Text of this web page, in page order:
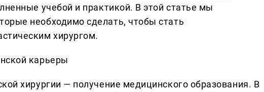
учебой и практикой. В этой статье мы
необходимо сделать, чтобы стать
хирургом.
карьеры
хирургии — получение медицинского образования. В